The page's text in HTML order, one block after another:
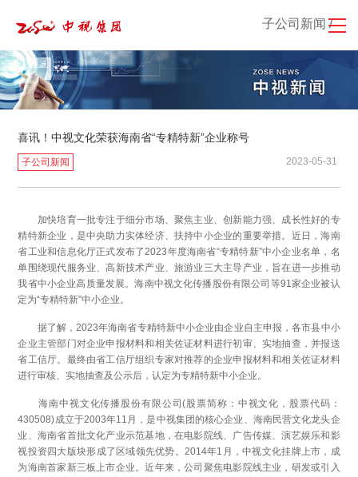
子公司新闻 /
喜讯！中视文化荣获海南省“专精特新”企业称号
子公司新闻 2023-05-31
加快培育一批专注于细分市场、聚焦主业、创新能力强、成长性好的专
精特新企业，是中央助力实体经济、扶持中小企业的重要举措。近日，海南
省工业和信息化厅正式发布了2023年度海南省“专精特新”中小企业名单，名
单围绕现代服务业、高新技术产业、旅游业三大主导产业，旨在进一步推动
我省中小企业高质量发展。海南中视文化传播股份有限公司等91家企业被认
定为“专精特新”中小企业。
据了解，2023年海南省专精特新中小企业由企业自主申报，各市县中小
企业主管部门对企业申报材料和相关佐证材料进行初审、实地抽查，并报送
省工信厅。最终由省工信厅组织专家对推荐的企业申报材料和相关佐证材料
进行审核、实地抽查及公示后，认定为专精特新中小企业。
海南中视文化传播股份有限公司(股票简称：中视文化，股票代码：
430508)成立于2003年11月，是中视集团的核心企业、海南民营文化龙头企
业、海南省首批文化产业示范基地，在电影院线、广告传媒、演艺娱乐和影
视投资四大版块形成了区域领先优势。2014年1月，中视文化挂牌上市，成
为海南首家新三板上市企业。近年来，公司聚焦电影院线主业，研发或引入